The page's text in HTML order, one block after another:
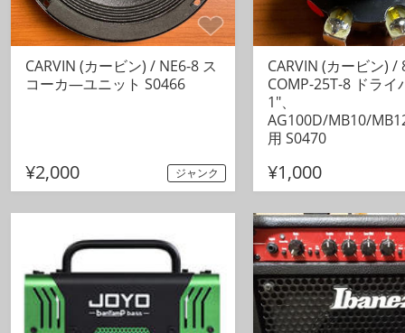
CARVIN (カービン) / NE6-8 ス
コーカ―ユニット S0466
¥2,000 ジャンク
CARVIN (カービン) /
COMP-25T-8 ドライ
1"、
AG100D/MB10/
用 S0470
¥1,000